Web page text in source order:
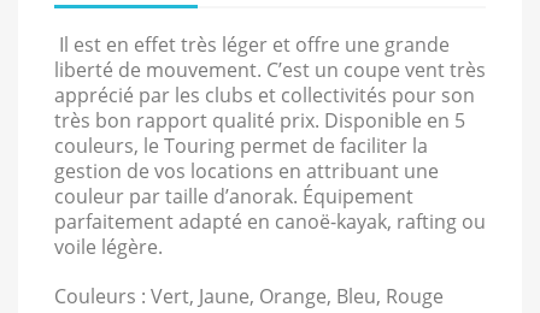
Il est en effet très léger et offre une grande
liberté de mouvement. C’est un coupe vent très
apprécié par les clubs et collectivités pour son
très bon rapport qualité prix. Disponible en 5
couleurs, le Touring permet de faciliter la
gestion de vos locations en attribuant une
couleur par taille d’anorak. Équipement
parfaitement adapté en canoë-kayak, rafting ou
voile légère.
Couleurs : Vert, Jaune, Orange, Bleu, Rouge